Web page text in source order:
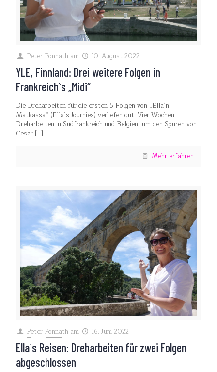
Peter Ponnath am 10. August 2022
YLE, Finnland: Drei weitere Folgen in
Frankreich`s „Midi“
Die Dreharbeiten für die ersten 5 Folgen von „Ella`n
Matkassa“ (Ella`s Journies) verliefen gut. Vier Wochen
Dreharbeiten in Südfrankreich und Belgien, um den Spuren von
Cesar […]
Mehr erfahren
Peter Ponnath am 16. Juni 2022
Ella`s Reisen: Dreharbeiten für zwei Folgen
abgeschlossen